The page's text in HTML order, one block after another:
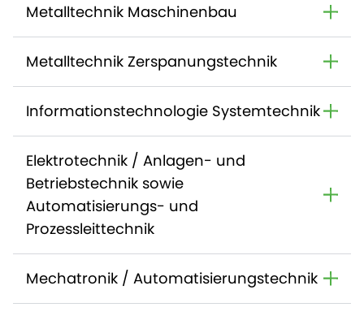
Metalltechnik Maschinenbau
Metalltechnik Zerspanungstechnik
Informationstechnologie Systemtechnik
Elektrotechnik / Anlagen- und
Betriebstechnik sowie
Automatisierungs- und
Prozessleittechnik
Mechatronik / Automatisierungstechnik